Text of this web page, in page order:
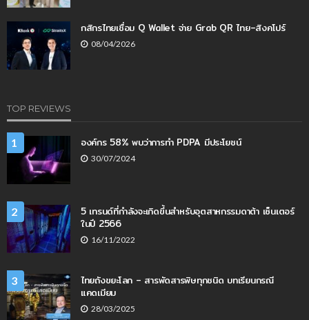
กสิกรไทยเชื่อม Q Wallet จ่าย Grab QR ไทย–สิงคโปร์
08/04/2026
TOP REVIEWS
1 องค์กร 58% พบว่าการทำ PDPA มีประโยชน์
30/07/2024
2
5 เทรนด์ที่กำลังจะเกิดขึ้นสำหรับอุตสาหกรรมดาต้า เซ็นเตอร์
ในปี 2566
16/11/2022
3
ไทยถังขยะโลก – สารพัดสารพิษทุกชนิด บทเรียนกรณี
แคดเมียม
28/03/2025